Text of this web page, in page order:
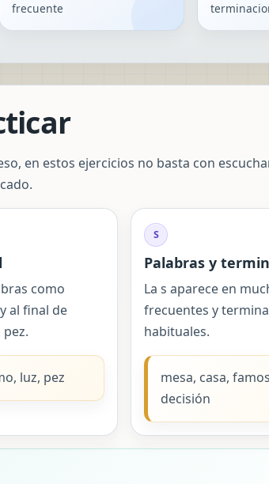
frecuente
en estos ejercicios no basta con
como
al final de
luz, pez
S
Palabras y
La s aparece en
frecuentes y
habituales.
mesa, casa,
decisión